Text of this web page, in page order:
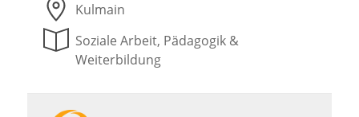
Kulmain
Soziale Arbeit, Pädagogik &
Weiterbildung